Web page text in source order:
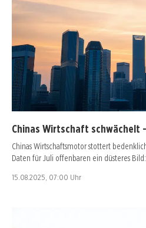
Chinas Wirtschaft schwächelt
Chinas Wirtschaftsmotor stottert
Daten für Juli offenbaren ein düsteres
15.08.2025, 07:00 Uhr